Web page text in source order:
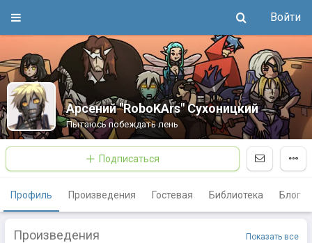
Войти
Арсений "RoboKArs" Сухоницкий
Пытаюсь побеждать лень
Подписаться
Профиль Произведения Гостевая Библиотека Блог
Произведения Показать все